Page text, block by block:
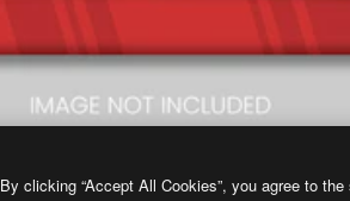
By clicking “Accept All Cookies”, you agree to